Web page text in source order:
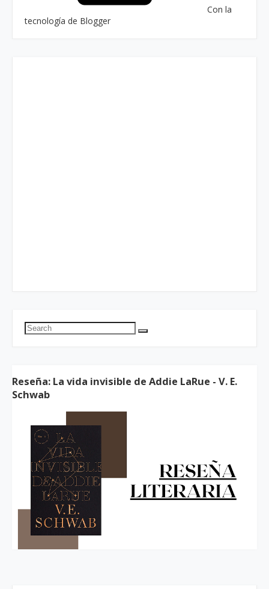
Con la
tecnología de Blogger
Reseña: La vida invisible de Addie LaRue - V. E.
Schwab